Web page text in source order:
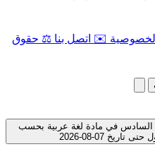
✉️ اتصل بنا ⚖️ حقوق
في مادة لغة عربية بحسب
07-08-2026